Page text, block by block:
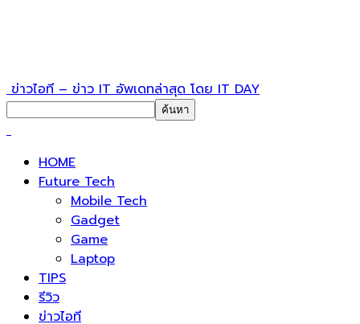
ข่าวไอที – ข่าว IT อัพเดทล่าสุด โดย IT DAY
HOME
Future Tech
Mobile Tech
Gadget
Game
Laptop
TIPS
รีวิว
ข่าวไอที